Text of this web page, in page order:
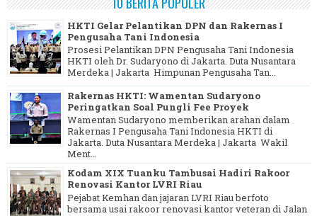
HKTI Gelar Pelantikan DPN dan Rakernas I
Pengusaha Tani Indonesia
Prosesi Pelantikan DPN Pengusaha Tani Indonesia
HKTI oleh Dr. Sudaryono di Jakarta. Duta Nusantara
Merdeka | Jakarta Himpunan Pengusaha Tan...
Rakernas HKTI: Wamentan Sudaryono
Peringatkan Soal Pungli Fee Proyek
Wamentan Sudaryono memberikan arahan dalam
Rakernas I Pengusaha Tani Indonesia HKTI di
Jakarta. Duta Nusantara Merdeka | Jakarta Wakil
Ment...
Kodam XIX Tuanku Tambusai Hadiri Rakoor
Renovasi Kantor LVRI Riau
Pejabat Kemhan dan jajaran LVRI Riau berfoto
bersama usai rakoor renovasi kantor veteran di Jalan